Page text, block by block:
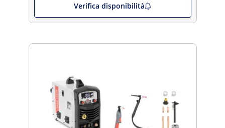
Verifica disponibilità